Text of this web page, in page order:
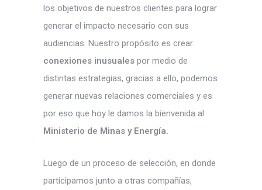
los objetivos de nuestros clientes para lograr
generar el impacto necesario con sus
audiencias. Nuestro propósito es crear
conexiones inusuales por medio de
distintas estrategias, gracias a ello, podemos
generar nuevas relaciones comerciales y es
por eso que hoy le damos la bienvenida al
Ministerio de Minas y Energía.
Luego de un proceso de selección, en donde
participamos junto a otras compañías,